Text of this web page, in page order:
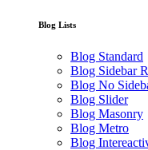
Blog Lists
Blog Standard
Blog Sidebar
Blog No
Blog Slider
Blog Masonry
Blog Metro
Blog